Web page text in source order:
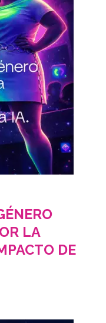
LA
DE